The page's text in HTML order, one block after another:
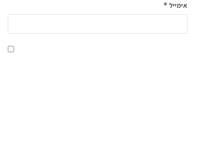
אימייל *